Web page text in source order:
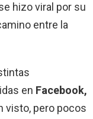
hizo viral por su
entre la
en Facebook,
visto, pero pocos